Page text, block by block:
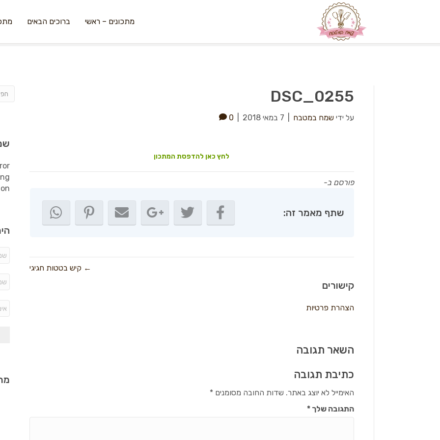
מתכונים – ראשי ברוכים הבאים
DSC_0255
על ידי שמח במטבח 7 במאי 2018 0
לחץ כאן להדפסת המתכון
פורסם ב-
שתף מאמר זה:
← קיש בטטות חגיגי
קישורים
הצהרת פרטיות
השאר תגובה
כתיבת תגובה
האימייל לא יוצג באתר. שדות החובה מסומנים*
התגובה שלך*